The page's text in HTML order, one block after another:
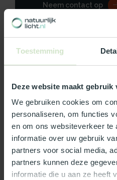
Toestemming
Deze website maakt gebruik
We gebruiken cookies om
personaliseren, om functies
en om ons websiteverkeer te
informatie over uw gebruik
partners voor social media,
partners kunnen deze
informatie die u aan ze heeft
Neem contact op
Productomschrijving
Specificaties
Reviews
Wat ons écht
Officieel Skylux dealer!